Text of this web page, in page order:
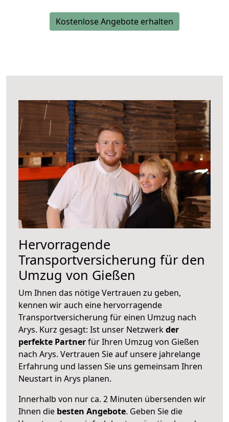
Kostenlose Angebote erhalten
Hervorragende
Transportversicherung für den
Umzug von Gießen
Um Ihnen das nötige Vertrauen zu geben,
kennen wir auch eine hervorragende
Transportversicherung für einen Umzug nach
Arys. Kurz gesagt: Ist unser Netzwerkder
perfekte Partnerfür Ihren Umzug von Gießen
nach Arys. Vertrauen Sie auf unsere jahrelange
Erfahrung und lassen Sie uns gemeinsam Ihren
Neustart in Arys planen.
Innerhalb von nur ca. 2 Minuten übersenden wir
Ihnen die besten Angebote. Geben Sie die